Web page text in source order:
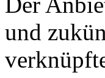
und